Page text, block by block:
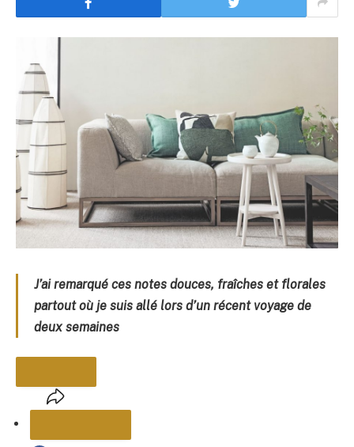
J’ai remarqué ces notes douces, fraîches et florales
partout où je suis allé lors d’un récent voyage de
deux semaines